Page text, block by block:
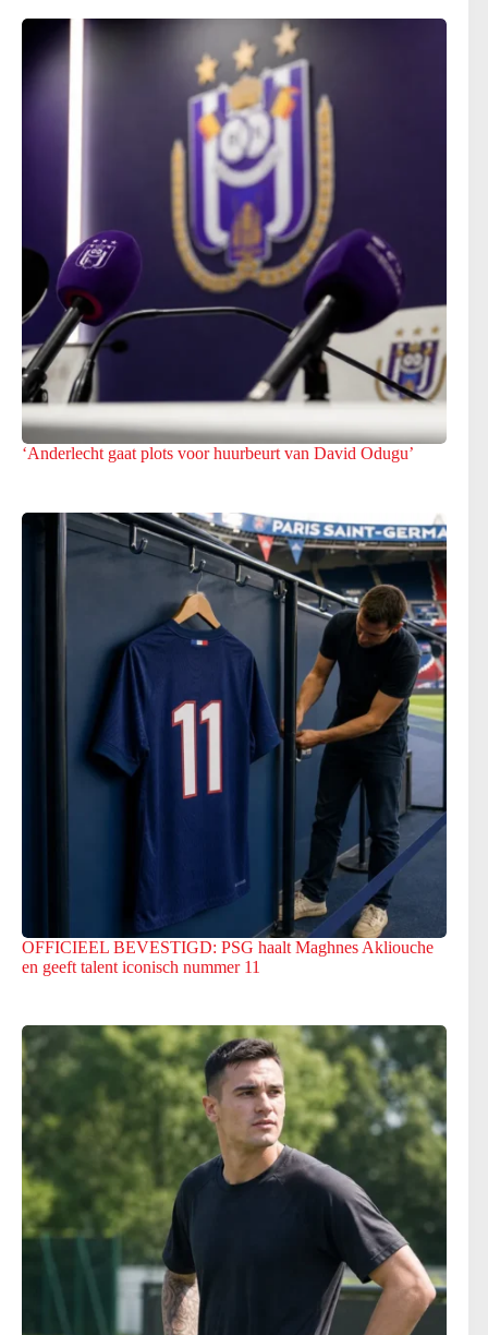
‘Anderlecht gaat plots voor huurbeurt van David Odugu’
OFFICIEEL BEVESTIGD: PSG haalt Maghnes Akliouche
en geeft talent iconisch nummer 11